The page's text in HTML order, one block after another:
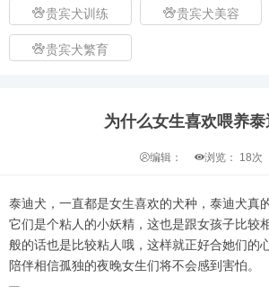
贵宾犬训练 贵宾犬美容
贵宾犬繁育
为什么女生喜欢喂养泰
编辑： 浏览： 18次
泰迪犬，一直都是女生喜欢的犬种，泰迪犬真
它们是个粘人的小妖精，这也是跟女孩子比较
般的话也是比较粘人哦，这样就正好合她们的
陪伴相信孤独的夜晚女生们将不会感到害怕。